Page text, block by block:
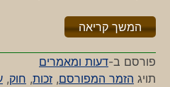
המשך קריאה"%s"
פורסם ב-דעות ומאמרים
תויג הזמר המפורסם, זכות, חוק,